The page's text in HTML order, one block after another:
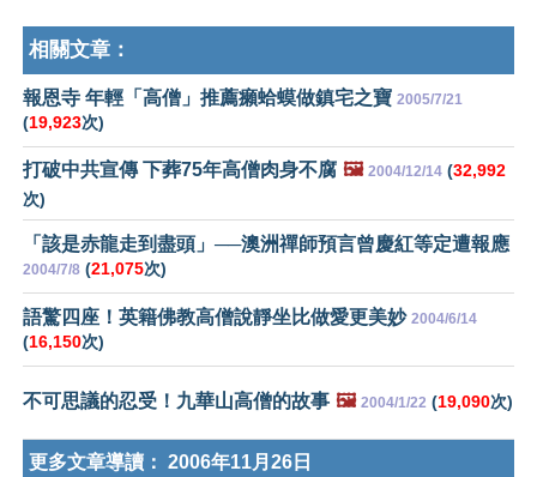
相關文章：
報恩寺 年輕「高僧」推薦癩蛤蟆做鎮宅之寶 2005/7/21
(19,923次)
打破中共宣傳 下葬75年高僧肉身不腐 🖼️ 2004/12/14 (32,992
次)
「該是赤龍走到盡頭」──澳洲禪師預言曾慶紅等定遭報應
2004/7/8 (21,075次)
語驚四座！英籍佛教高僧說靜坐比做愛更美妙 2004/6/14
(16,150次)
不可思議的忍受！九華山高僧的故事 🖼️ 2004/1/22 (19,090次)
更多文章導讀： 2006年11月26日